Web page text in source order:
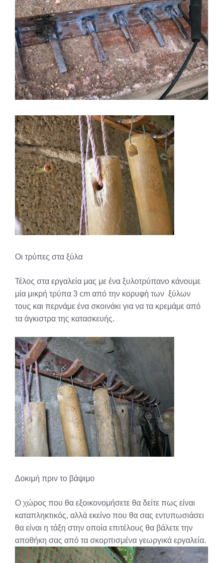
Οι τρύπες στα ξύλα
Τέλος στα εργαλεία μας με ένα ξυλοτρύπανο κάνουμε
μία μικρή τρύπα 3 cm από την κορυφή των ξύλων
τους και περνάμε ένα σκοινάκι για να τα κρεμάμε από
τα άγκιστρα της κατασκευής.
Δοκιμή πριν το βάψιμο
Ο χώρος που θα εξοικονομήσετε θα δείτε πως είναι
καταπληκτικός, αλλά εκείνο που θα σας εντυπωσιάσει
θα είναι η τάξη στην οποία επιτέλους θα βάλετε την
αποθήκη σας από τα σκορπισμένα γεωργικά εργαλεία.